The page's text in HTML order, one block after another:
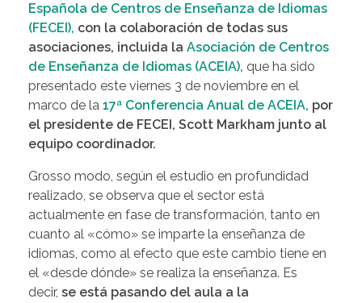
Española de Centros de Enseñanza de Idiomas
(FECEI), con la colaboración de todas sus
asociaciones, incluida la Asociación de Centros
de Enseñanza de Idiomas (ACEIA), que ha sido
presentado este viernes 3 de noviembre en el
marco de la 17ª Conferencia Anual de ACEIA, por
el presidente de FECEI, Scott Markham junto al
equipo coordinador.
Grosso modo, según el estudio en profundidad
realizado, se observa que el sector está
actualmente en fase de transformación, tanto en
cuanto al «cómo» se imparte la enseñanza de
idiomas, como al efecto que este cambio tiene en
el «desde dónde» se realiza la enseñanza. Es
decir, se está pasando del aula a la